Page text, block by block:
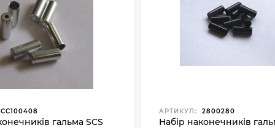
гальма SCS
АРТИКУЛ: 2800280
Набір наконечників